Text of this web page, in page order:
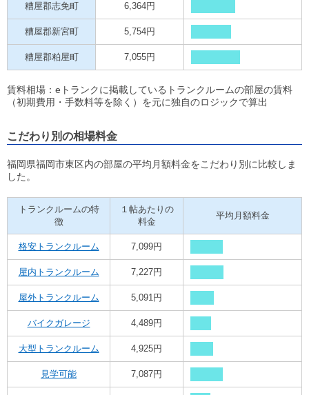
糟屋郡志免町 6,364円
糟屋郡新宮町 5,754円
糟屋郡粕屋町 7,055円
賃料相場：eトランクに掲載しているトランクルームの部屋の賃料
（初期費用・手数料等を除く）を元に独自のロジックで算出
こだわり別の相場料金
福岡県福岡市東区内の部屋の平均月額料金をこだわり別に比較しま
した。
トランクルームの特
徴
１帖あたりの
料金
平均月額料金
格安トランクルーム 7,099円
屋内トランクルーム 7,227円
屋外トランクルーム 5,091円
バイクガレージ 4,489円
大型トランクルーム 4,925円
見学可能 7,087円